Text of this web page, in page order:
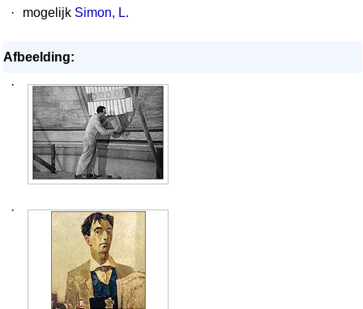
·
mogelijk Simon, L.
Afbeelding:
·
·